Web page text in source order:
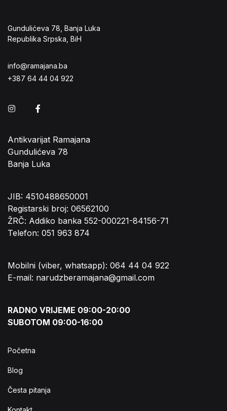
Gundulićeva 78, Banja Luka
Republika Srpska, BiH
info@ramajana.ba
+387 64 44 04 922
Instagram
Antikvarijat Ramajana
Gundulićeva 78
Banja Luka
JIB: 4510488650001
Registarski broj: 06562100
ŽRČ: Addiko banka 552-000221-84156-71
Telefon: 051 963 874
Mobilni (viber, whatsapp): 064 44 04 922
E-mail: narudzberamajana@gmail.com
RADNO VRIJEME 09:00-20:00
SUBOTOM 09:00-16:00
Početna
Blog
Česta pitanja